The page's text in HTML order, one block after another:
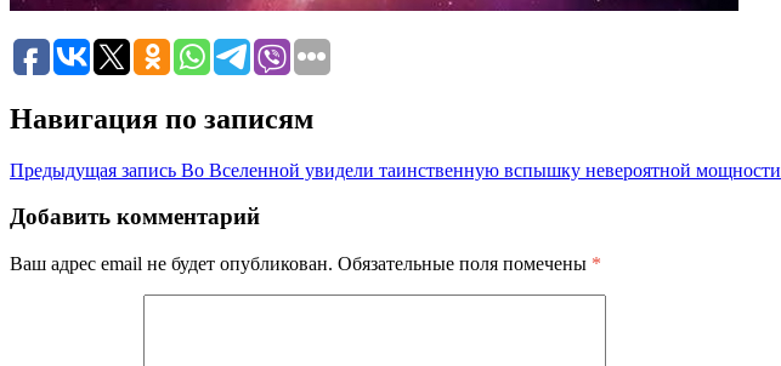
Навигация по записям
Предыдущая запись Во Вселенной увидели таинственную вспышку невероятной мощности
Добавить комментарий
Ваш адрес email не будет опубликован. Обязательные поля помечены *